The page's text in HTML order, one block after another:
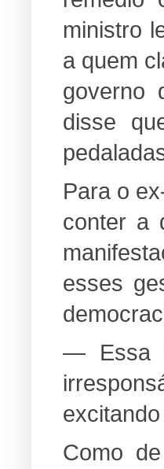
ministro
a quem
governo
disse
Para o
conter a
esses
— Essa
Como